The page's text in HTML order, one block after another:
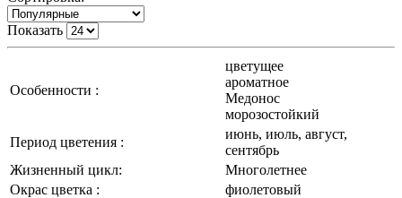
Показать
Особенности :
цветущее
ароматное
Медонос
морозостойкий
Период цветения :
июнь, июль, август,
сентябрь
Жизненный цикл:
Многолетнее
Окрас цветка :
фиолетовый